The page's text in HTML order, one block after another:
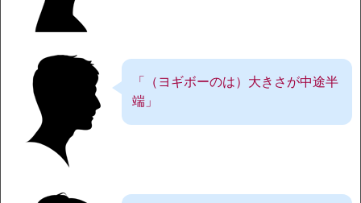
「（ヨギボーのは）大きさが中途半
端」